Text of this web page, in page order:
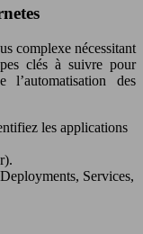
complexe nécessitant
clés à suivre pour
des
les applications
Services,